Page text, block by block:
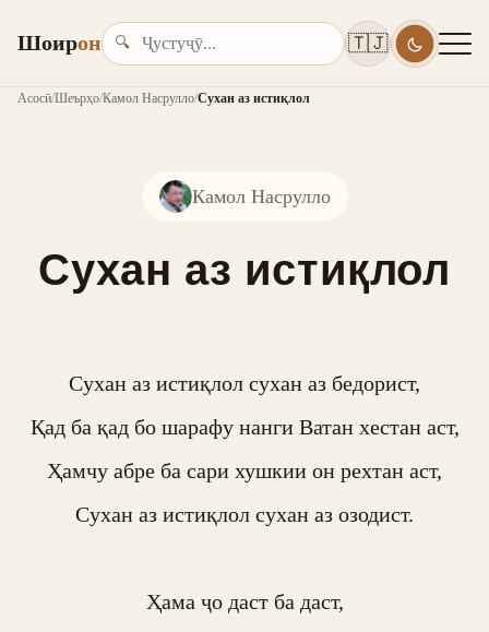
Шоирон 🔍 🇹🇯
Асосӣ/Шеърҳо/Камол Насрулло/Сухан аз истиқлол
Камол Насрулло
Сухан аз истиқлол
Сухан аз истиқлол сухан аз бедорист,
Қад ба қад бо шарафу нанги Ватан хестан аст,
Ҳамчу абре ба сари хушкии он рехтан аст,
Сухан аз истиқлол сухан аз озодист.
Ҳама ҷо даст ба даст,